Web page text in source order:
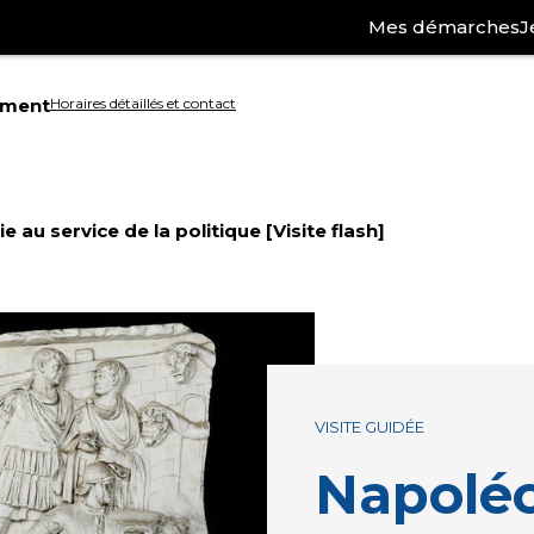
à
Mes démarches
Horaires détaillés et contact
au service de la politique [Visite flash]
VISITE GUIDÉE